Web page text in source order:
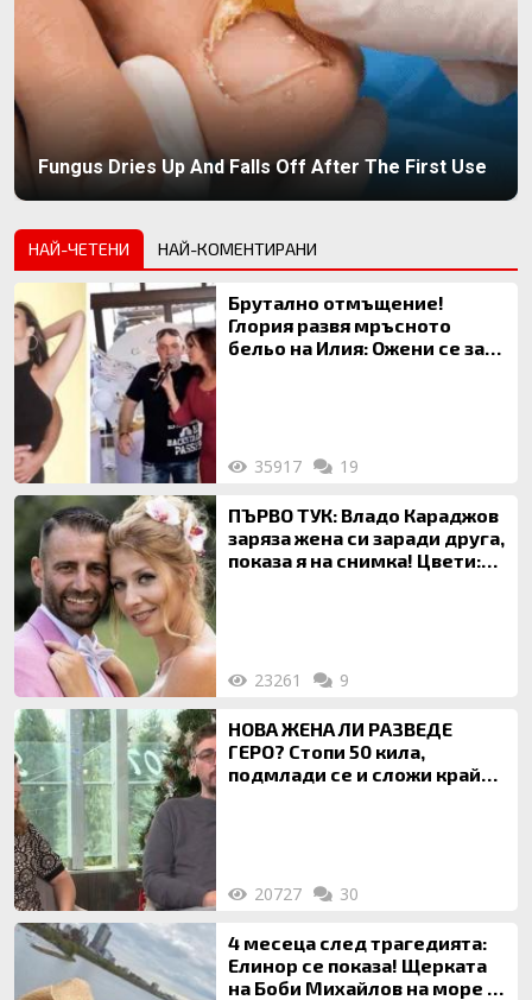
Fungus Dries Up And Falls Off After The First Use
НАЙ-ЧЕТЕНИ НАЙ-КОМЕНТИРАНИ
Брутално отмъщение!
Глория развя мръсното
бельо на Илия: Ожени се за
35917 19
ПЪРВО ТУК: Владо Караджов
заряза жена си заради друга,
показа я на снимка! Цвети:
23261 9
НОВА ЖЕНА ЛИ РАЗВЕДЕ
ГЕРО? Стопи 50 кила,
подмлади се и сложи край
20727 30
4 месеца след трагедията:
Елинор се показа! Щерката
на Боби Михайлов на море с